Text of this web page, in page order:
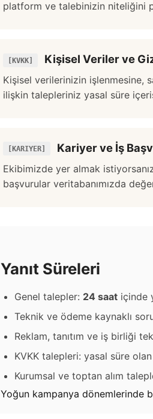
platform ve talebinizin niteliğini
[KVKK] Kişisel Veriler ve
Kişisel verilerinizin işlenmesine,
ilişkin talepleriniz yasal süre
[KARIYER] Kariyer ve İş
Ekibimizde yer almak
başvurular veritabanımızda
Yanıt Süreleri
Genel talepler: 24 saatiçinde
Teknik ve ödeme kaynaklı
Reklam, tanıtım ve iş birliği
KVKK talepleri: yasal süre olan
Kurumsal ve toptan alım
Yoğun kampanya dönemlerinde